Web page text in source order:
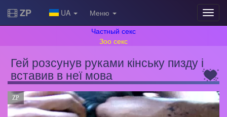
ZP UA
Меню
Частный секс
Зоо секс
Гей розсунув руками кінську пизду і
вставив в неї мова
ZP